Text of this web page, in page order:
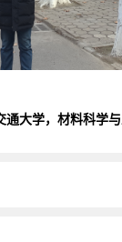
大学，材料科学